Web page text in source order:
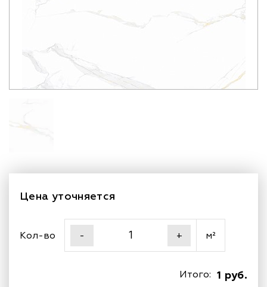
Цена уточняется
Кол-во - + м²
1 руб.
Итого: